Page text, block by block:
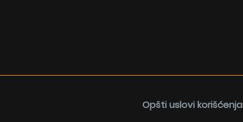
Opšti uslovi korišćenja